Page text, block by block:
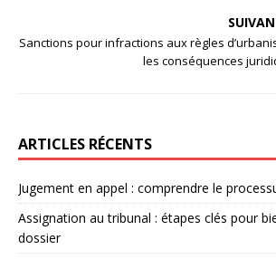
Sanctions pour infractions aux règles
les conséquences
ARTICLES RÉCENTS
Jugement en appel : comprendre le
Assignation au tribunal : étapes clés pour
dossier